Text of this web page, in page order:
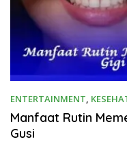
ENTERTAINMENT
Manfaat Rutin
Gusi